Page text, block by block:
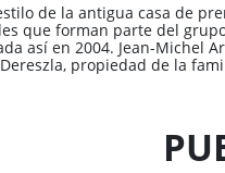
de la antigua casa de
que forman parte del
así en 2004. Jean-Michel
propiedad de la